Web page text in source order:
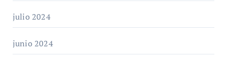
julio 2024
junio 2024